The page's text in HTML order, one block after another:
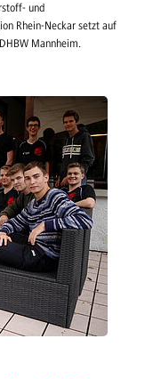
und
Rhein-Neckar setzt auf
Mannheim.